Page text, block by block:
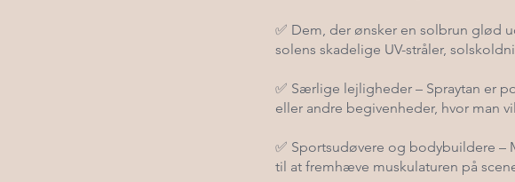
✅ Dem, der ønsker en solbrun glød
solens skadelige UV-stråler,
✅ Særlige lejligheder – Spraytan er
eller andre begivenheder, hvor man
✅ Sportsudøvere og bodybuildere –
til at fremhæve muskulaturen på